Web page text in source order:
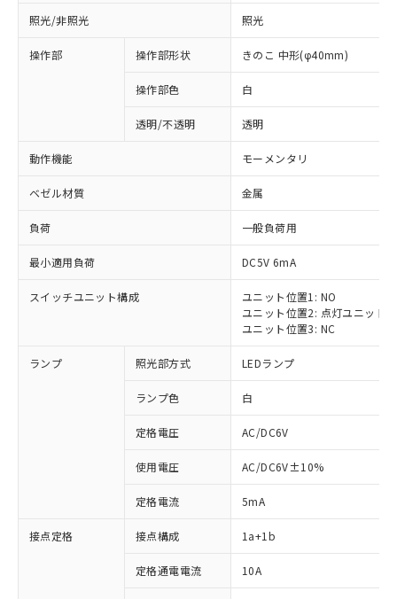
照光/非照光 照光
操作部 操作部形状 きのこ 中形(φ40mm)
操作部色 白
透明/不透明 透明
動作機能 モーメンタリ
ベゼル材質 金属
負荷 一般負荷用
最小適用負荷 DC5V 6mA
スイッチユニット構成
ユニット位置1: NO
ユニット位置2: 点灯ユニット
ユニット位置3: NC
ランプ 照光部方式 LEDランプ
ランプ色 白
定格電圧 AC/DC6V
使用電圧 AC/DC6V±10%
定格電流 5mA
接点定格 接点構成 1a+1b
定格通電電流 10A
ご利用条件
以下の条件をお読みいただき、同意のうえ
※1 対応状況
対応済み：EU RoHS指令（10物質）の
対応予定：EU RoHS指令（10物質）の非含
商品です。
対応予定なし：EU RoHS指令（10物質）の
非含有に非対応の商品で、対応品を出す予